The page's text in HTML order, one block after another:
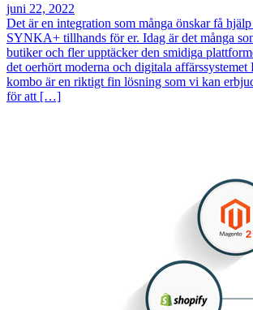
juni 22, 2022
Det är en integration som många önskar få
SYNKA+ tillhands för er. Idag är det många
butiker och fler upptäcker den smidiga
det oerhört moderna och digitala affärssystemet
kombo är en riktigt fin lösning som vi kan
för att […]